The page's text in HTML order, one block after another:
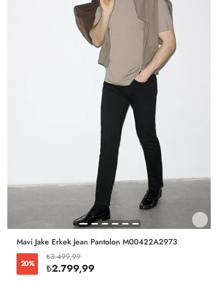
Mavi Jake Erkek Jean Pantolon M00422A2973
20%
₺3.499,99
₺2.799,99